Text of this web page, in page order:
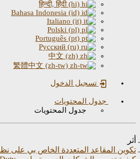
Русский (ru)
中文 (zh)
繁體中文 (zh-tw)
تسجيل الدخول
جدول المحتويات
جدول المحتويات